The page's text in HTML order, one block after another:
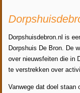
Dorpshuisdebron.nl is
Dorpshuis De Bron. De
over nieuwsfeiten die in
te verstrekken over
Vanwege dat doel staan